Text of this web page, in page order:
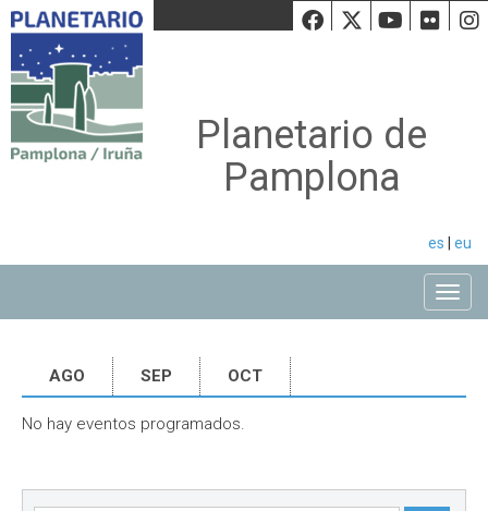
Facebook
Twiiter
Planetario de
Pamplona
es eu
AGO SEP OCT
No hay eventos programados.